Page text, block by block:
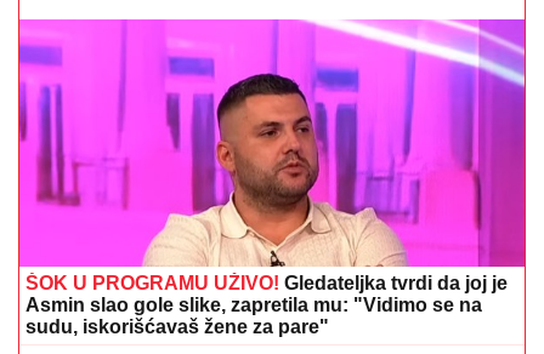
VENČANJE DEJANA KRALJA I LEPE DOKTORKE:
Romantični poljubac i osmesi pred CRKVENU
CEREMONIJU, a ovo mu je velika životnu želja!
"OLOŠI JEDNI, MONSTRUMI"Aneli
udarila na Mustafu i Mevlidu, on se
uključio u program uživo - usledio
skandal, evo šta joj je poručio